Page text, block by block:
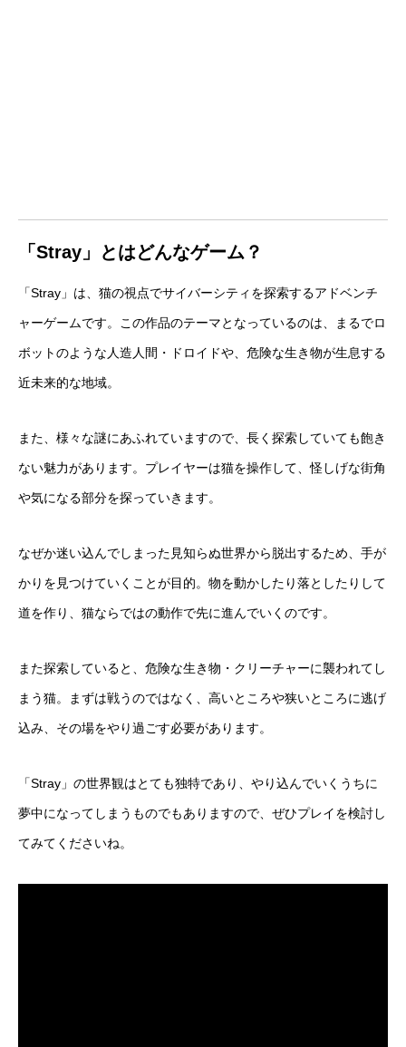
「Stray」とはどんなゲーム？
「Stray」は、猫の視点でサイバーシティを探索するアドベンチ
ャーゲームです。この作品のテーマとなっているのは、まるでロ
ボットのような人造人間・ドロイドや、危険な生き物が生息する
近未来的な地域。
また、様々な謎にあふれていますので、長く探索していても飽き
ない魅力があります。プレイヤーは猫を操作して、怪しげな街角
や気になる部分を探っていきます。
なぜか迷い込んでしまった見知らぬ世界から脱出するため、手が
かりを見つけていくことが目的。物を動かしたり落としたりして
道を作り、猫ならではの動作で先に進んでいくのです。
また探索していると、危険な生き物・クリーチャーに襲われてし
まう猫。まずは戦うのではなく、高いところや狭いところに逃げ
込み、その場をやり過ごす必要があります。
「Stray」の世界観はとても独特であり、やり込んでいくうちに
夢中になってしまうものでもありますので、ぜひプレイを検討し
てみてくださいね。